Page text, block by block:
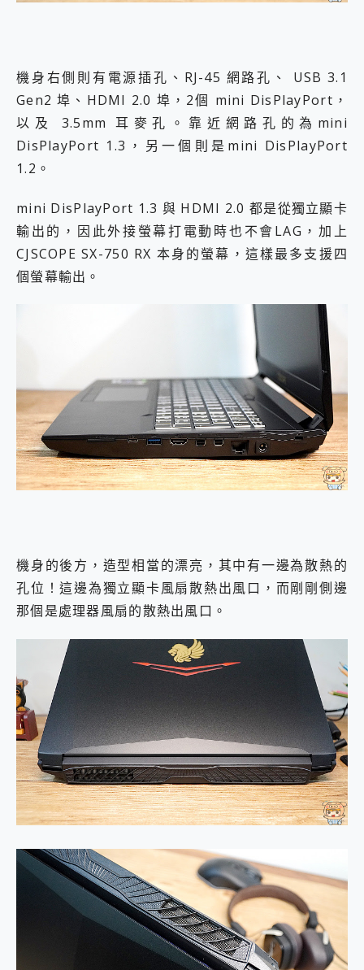
機身右側則有電源插孔、RJ-45 網路孔、 USB 3.1
Gen2 埠、HDMI 2.0 埠，2個 mini DisPlayPort，
以及 3.5mm 耳麥孔。靠近網路孔的為mini
DisPlayPort 1.3，另一個則是mini DisPlayPort
1.2。
mini DisPlayPort 1.3 與 HDMI 2.0 都是從獨立顯卡
輸出的，因此外接螢幕打電動時也不會LAG，加上
CJSCOPE SX-750 RX 本身的螢幕，這樣最多支援四
個螢幕輸出。
機身的後方，造型相當的漂亮，其中有一邊為散熱的
孔位！這邊為獨立顯卡風扇散熱出風口，而剛剛側邊
那個是處理器風扇的散熱出風口。